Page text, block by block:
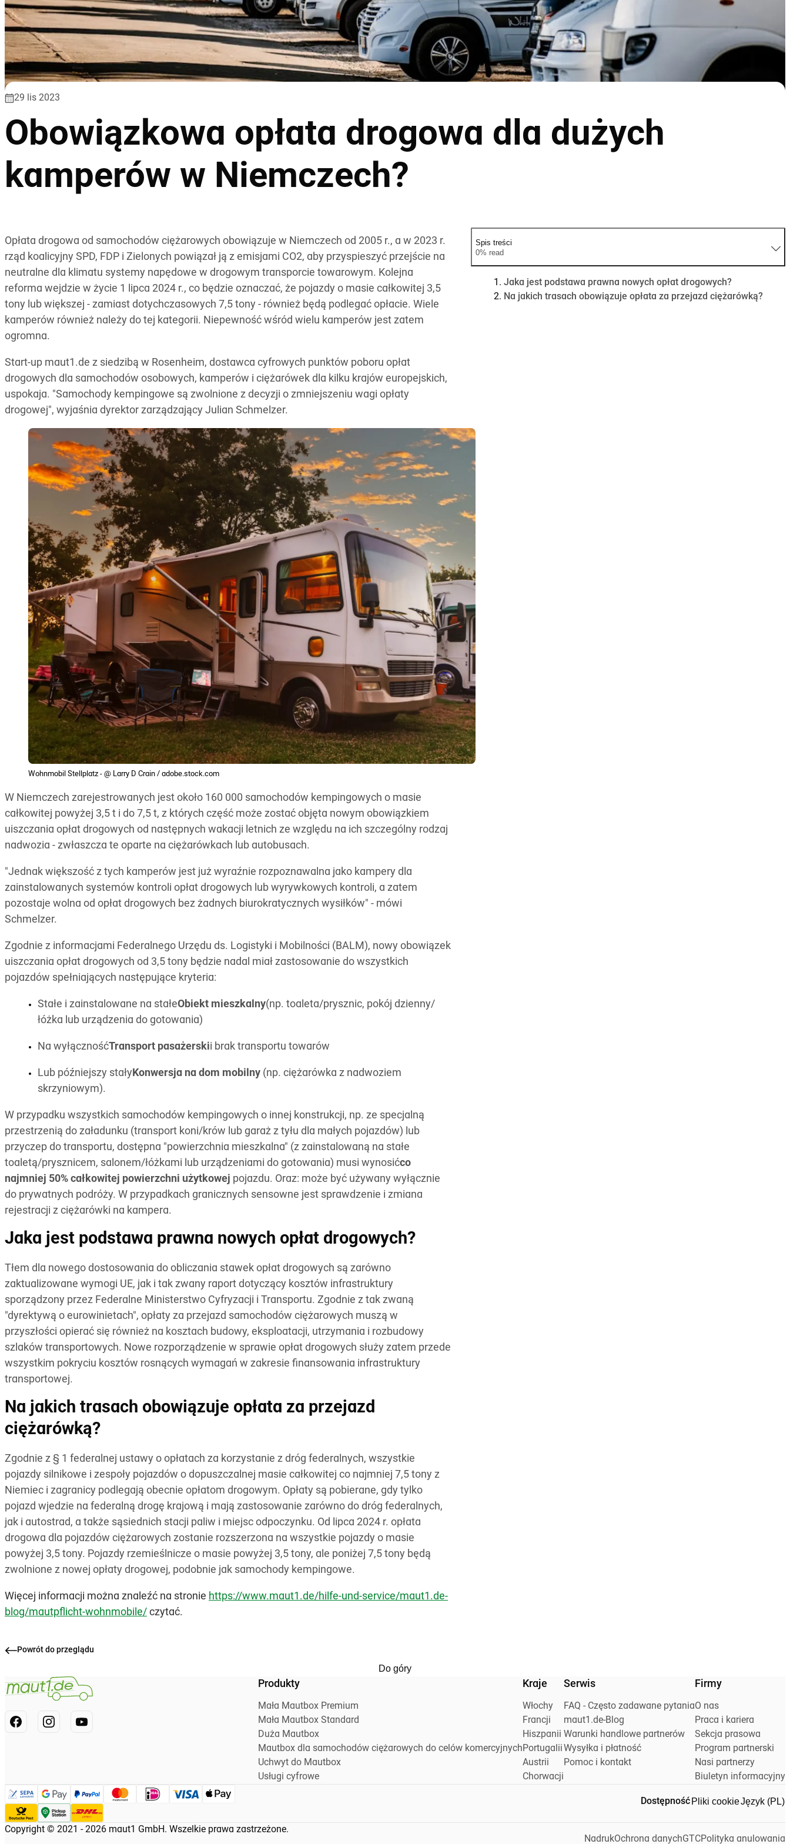
29 lis 2023
Obowiązkowa opłata drogowa dla dużych
kamperów w Niemczech?
Spis treści
0% read
Jaka jest podstawa prawna nowych opłat drogowych?
Na jakich trasach obowiązuje opłata za przejazd ciężarówką?
Opłata drogowa od samochodów ciężarowych obowiązuje w Niemczech od 2005 r., a w 2023 r.
rząd koalicyjny SPD, FDP i Zielonych powiązał ją z emisjami CO2, aby przyspieszyć przejście na
neutralne dla klimatu systemy napędowe w drogowym transporcie towarowym. Kolejna
reforma wejdzie w życie 1 lipca 2024 r., co będzie oznaczać, że pojazdy o masie całkowitej 3,5
tony lub większej - zamiast dotychczasowych 7,5 tony - również będą podlegać opłacie. Wiele
kamperów również należy do tej kategorii. Niepewność wśród wielu kamperów jest zatem
ogromna.
Start-up maut1.de z siedzibą w Rosenheim, dostawca cyfrowych punktów poboru opłat
drogowych dla samochodów osobowych, kamperów i ciężarówek dla kilku krajów europejskich,
uspokaja. "Samochody kempingowe są zwolnione z decyzji o zmniejszeniu wagi opłaty
drogowej", wyjaśnia dyrektor zarządzający Julian Schmelzer.
Wohnmobil Stellplatz - @ Larry D Crain / adobe.stock.com
W Niemczech zarejestrowanych jest około 160 000 samochodów kempingowych o masie
całkowitej powyżej 3,5 t i do 7,5 t, z których część może zostać objęta nowym obowiązkiem
uiszczania opłat drogowych od następnych wakacji letnich ze względu na ich szczególny rodzaj
nadwozia - zwłaszcza te oparte na ciężarówkach lub autobusach.
"Jednak większość z tych kamperów jest już wyraźnie rozpoznawalna jako kampery dla
zainstalowanych systemów kontroli opłat drogowych lub wyrywkowych kontroli, a zatem
pozostaje wolna od opłat drogowych bez żadnych biurokratycznych wysiłków" - mówi
Schmelzer.
Zgodnie z informacjami Federalnego Urzędu ds. Logistyki i Mobilności (BALM), nowy obowiązek
uiszczania opłat drogowych od 3,5 tony będzie nadal miał zastosowanie do wszystkich
pojazdów spełniających następujące kryteria:
Stałe i zainstalowane na stałeObiekt mieszkalny(np. toaleta/prysznic, pokój dzienny/
łóżka lub urządzenia do gotowania)
Na wyłącznośćTransport pasażerskii brak transportu towarów
Lub późniejszy stałyKonwersja na dom mobilny (np. ciężarówka z nadwoziem
skrzyniowym).
W przypadku wszystkich samochodów kempingowych o innej konstrukcji, np. ze specjalną
przestrzenią do załadunku (transport koni/krów lub garaż z tyłu dla małych pojazdów) lub
przyczep do transportu, dostępna "powierzchnia mieszkalna" (z zainstalowaną na stałe
toaletą/prysznicem, salonem/łóżkami lub urządzeniami do gotowania) musi wynosićco
najmniej 50% całkowitej powierzchni użytkowej pojazdu. Oraz: może być używany wyłącznie
do prywatnych podróży. W przypadkach granicznych sensowne jest sprawdzenie i zmiana
rejestracji z ciężarówki na kampera.
Jaka jest podstawa prawna nowych opłat drogowych?
Tłem dla nowego dostosowania do obliczania stawek opłat drogowych są zarówno
zaktualizowane wymogi UE, jak i tak zwany raport dotyczący kosztów infrastruktury
sporządzony przez Federalne Ministerstwo Cyfryzacji i Transportu. Zgodnie z tak zwaną
"dyrektywą o eurowinietach", opłaty za przejazd samochodów ciężarowych muszą w
przyszłości opierać się również na kosztach budowy, eksploatacji, utrzymania i rozbudowy
szlaków transportowych. Nowe rozporządzenie w sprawie opłat drogowych służy zatem przede
wszystkim pokryciu kosztów rosnących wymagań w zakresie finansowania infrastruktury
transportowej.
Na jakich trasach obowiązuje opłata za przejazd
ciężarówką?
Zgodnie z § 1 federalnej ustawy o opłatach za korzystanie z dróg federalnych, wszystkie
pojazdy silnikowe i zespoły pojazdów o dopuszczalnej masie całkowitej co najmniej 7,5 tony z
Niemiec i zagranicy podlegają obecnie opłatom drogowym. Opłaty są pobierane, gdy tylko
pojazd wjedzie na federalną drogę krajową i mają zastosowanie zarówno do dróg federalnych,
jak i autostrad, a także sąsiednich stacji paliw i miejsc odpoczynku. Od lipca 2024 r. opłata
drogowa dla pojazdów ciężarowych zostanie rozszerzona na wszystkie pojazdy o masie
powyżej 3,5 tony. Pojazdy rzemieślnicze o masie powyżej 3,5 tony, ale poniżej 7,5 tony będą
zwolnione z nowej opłaty drogowej, podobnie jak samochody kempingowe.
Więcej informacji można znaleźć na stronie https://www.maut1.de/hilfe-und-service/maut1.de-
blog/mautpflicht-wohnmobile/ czytać.
Powrót do przeglądu
Do góry
Produkty
Mała Mautbox Premium
Mała Mautbox Standard
Duża Mautbox
Mautbox dla samochodów ciężarowych do celów komercyjnych
Uchwyt do Mautbox
Usługi cyfrowe
Kraje
Włochy
Francji
Hiszpanii
Portugalii
Austrii
Chorwacji
Serwis
FAQ - Często zadawane pytania
maut1.de-Blog
Warunki handlowe partnerów
Wysyłka i płatność
Pomoc i kontakt
Firmy
O nas
Praca i kariera
Sekcja prasowa
Program partnerski
Nasi partnerzy
Biuletyn informacyjny
Dostępność Pliki cookieJęzyk (PL)
Copyright © 2021 - 2026 maut1 GmbH. Wszelkie prawa zastrzeżone.
NadrukOchrona danychGTCPolityka anulowania